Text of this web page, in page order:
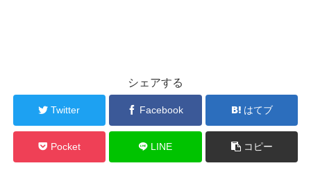
シェアする
Twitter Facebook はてブ
Pocket LINE コピー